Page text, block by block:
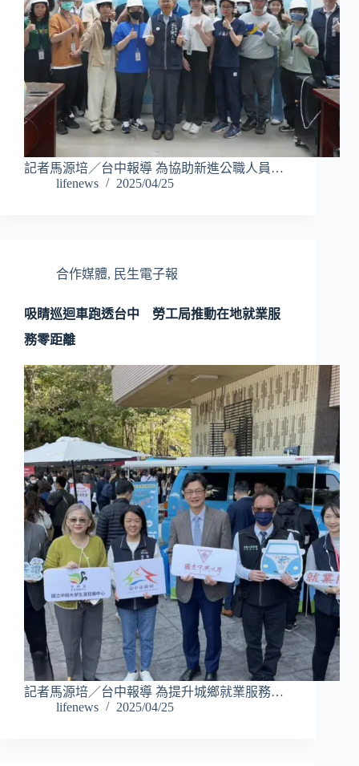
記者馬源培／台中報導 為協助新進公職人員…
lifenews
2025/04/25
合作媒體, 民生電子報
吸睛巡迴車跑透台中 勞工局推動在地就業服
務零距離
記者馬源培／台中報導 為提升城鄉就業服務…
lifenews
2025/04/25